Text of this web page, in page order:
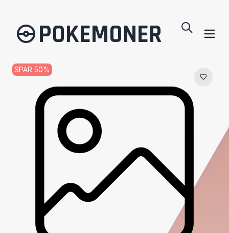
POKEMONER
SPAR 50%